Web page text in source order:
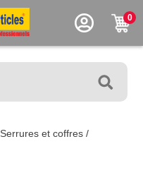
0
Serrures et coffres /